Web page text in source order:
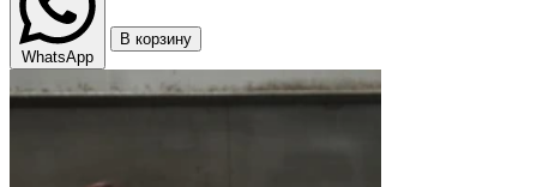
WhatsApp
В корзину